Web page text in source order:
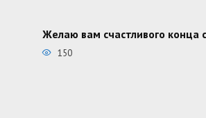
Желаю вам счастливого конца
150